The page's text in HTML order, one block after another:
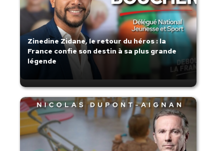
Zinedine Zidane, le retour du héros : la
France confie son destin à sa plus grande
légende